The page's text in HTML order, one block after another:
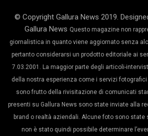
© Copyright Gallura News 2019.
Gallura News Questo magazine non
giornalistica in quanto viene aggiornato senza
pertanto considerarsi un prodotto editoriale ai
7.03.2001. La maggior parte degli articoli-
della nostra esperienza come i servizi
sono frutto della rivisitazione di comunicati
presenti su Gallura News sono state inviate alla
brand o realtà aziendali. Alcune foto sono state
non è stato quindi possibile determinare